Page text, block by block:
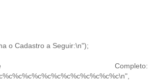
o Cadastro a Seguir:\n");
Completo: